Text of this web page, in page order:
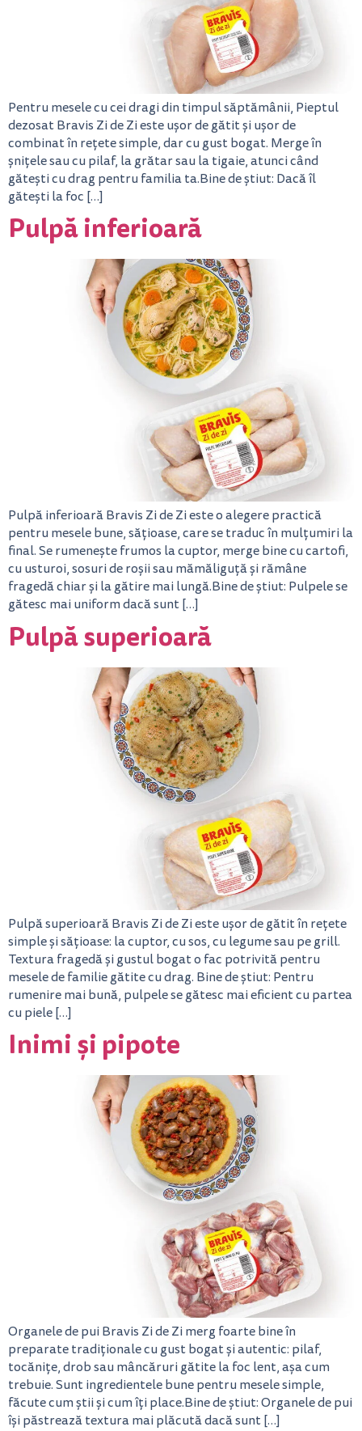
Pentru mesele cu cei dragi din timpul săptămânii, Pieptul
dezosat Bravis Zi de Zi este ușor de gătit și ușor de
combinat în rețete simple, dar cu gust bogat. Merge în
șnițele sau cu pilaf, la grătar sau la tigaie, atunci când
gătești cu drag pentru familia ta.Bine de știut: Dacă îl
gătești la foc […]
Pulpă inferioară
Pulpă inferioară Bravis Zi de Zi este o alegere practică
pentru mesele bune, sățioase, care se traduc în mulțumiri la
final. Se rumenește frumos la cuptor, merge bine cu cartofi,
cu usturoi, sosuri de roșii sau mămăliguță și rămâne
fragedă chiar și la gătire mai lungă.Bine de știut: Pulpele se
gătesc mai uniform dacă sunt […]
Pulpă superioară
Pulpă superioară Bravis Zi de Zi este ușor de gătit în rețete
simple și sățioase: la cuptor, cu sos, cu legume sau pe grill.
Textura fragedă și gustul bogat o fac potrivită pentru
mesele de familie gătite cu drag. Bine de știut: Pentru
rumenire mai bună, pulpele se gătesc mai eficient cu partea
cu piele […]
Inimi și pipote
Organele de pui Bravis Zi de Zi merg foarte bine în
preparate tradiționale cu gust bogat și autentic: pilaf,
tocănițe, drob sau mâncăruri gătite la foc lent, așa cum
trebuie. Sunt ingredientele bune pentru mesele simple,
făcute cum știi și cum îți place.Bine de știut: Organele de pui
își păstrează textura mai plăcută dacă sunt […]